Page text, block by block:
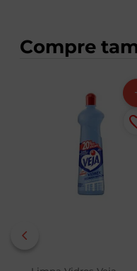
Compre